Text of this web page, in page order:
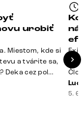
urobiť
Miestom, kde si
a tvárite sa,
Deka cez pol
stolík
po balzam
si
5.